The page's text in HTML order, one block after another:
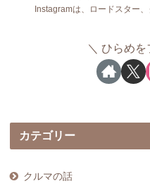
Instagramは、ロードスター
ひらめを
カテゴリー
クルマの話